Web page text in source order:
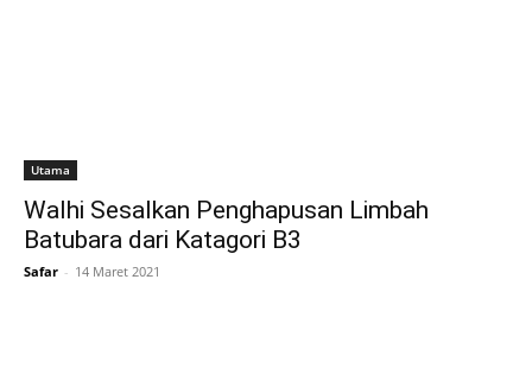
Utama
Walhi Sesalkan Penghapusan Limbah
Batubara dari Katagori B3
Safar - 14 Maret 2021